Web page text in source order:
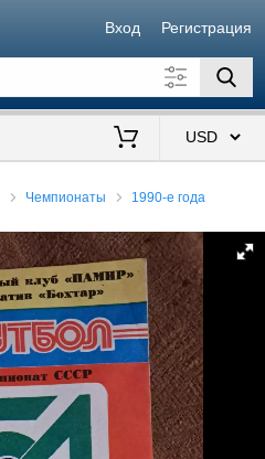
Вход Регистрация
Чемпионаты 1990-е года